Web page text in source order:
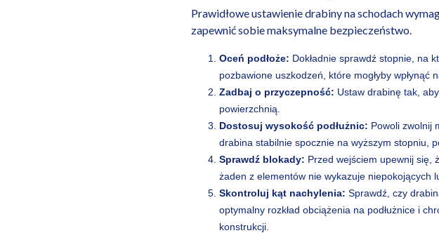
Prawidłowe ustawienie drabiny na schodach
zapewnić sobie maksymalne bezpieczeństwo.
Oceń podłoże: Dokładnie sprawdź stopnie, na
pozbawione uszkodzeń, które mogłyby wpłynąć
Zadbaj o przyczepność: Ustaw drabinę tak,
powierzchnią.
Dostosuj wysokość podłużnic: Powoli zwolnij
drabina stabilnie spocznie na wyższym stopniu,
Sprawdź blokady: Przed wejściem upewnij się,
żaden z elementów nie wykazuje niepokojących
Skontroluj kąt nachylenia: Sprawdź, czy
optymalny rozkład obciążenia na podłużnice i
konstrukcji.